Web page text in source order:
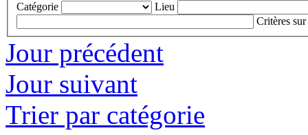
Catégorie
Lieu
Critères sur
Jour précédent
Jour suivant
Trier par catégorie